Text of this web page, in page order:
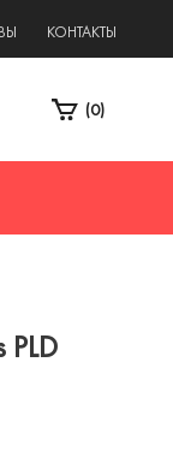
КОНТАКТЫ
(0)